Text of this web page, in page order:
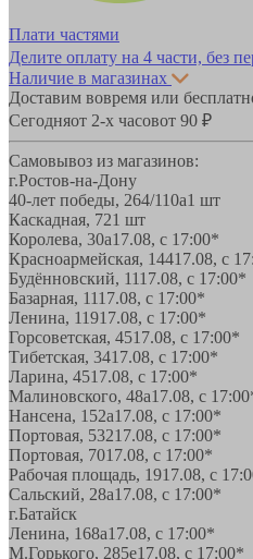
Плати частями
Делите оплату на 4 части, без
Наличие в магазинах
Доставим вовремя или
Сегодняот 2-х часовот 90 ₽
Самовывоз из магазинов:
г.Ростов-на-Дону
40-лет победы, 264/110а1 шт
Каскадная, 721 шт
Королева, 30а17.08, с 17:00*
Красноармейская, 14417.08, с
Будённовский, 1117.08, с 17:00*
Базарная, 1117.08, с 17:00*
Ленина, 11917.08, с 17:00*
Горсоветская, 4517.08, с 17:00*
Тибетская, 3417.08, с 17:00*
Ларина, 4517.08, с 17:00*
Малиновского, 48а17.08, с
Нансена, 152а17.08, с 17:00*
Портовая, 53217.08, с 17:00*
Портовая, 7017.08, с 17:00*
Рабочая площадь, 1917.08, с
Сальский, 28a17.08, с 17:00*
г.Батайск
Ленина, 168а17.08, с 17:00*
М.Горького, 285е17.08, с 17:00*